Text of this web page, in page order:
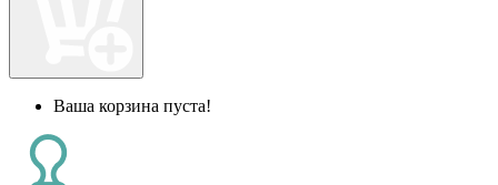
Ваша корзина пуста!